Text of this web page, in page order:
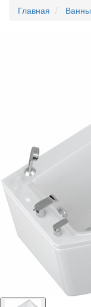
Главная
Ванны